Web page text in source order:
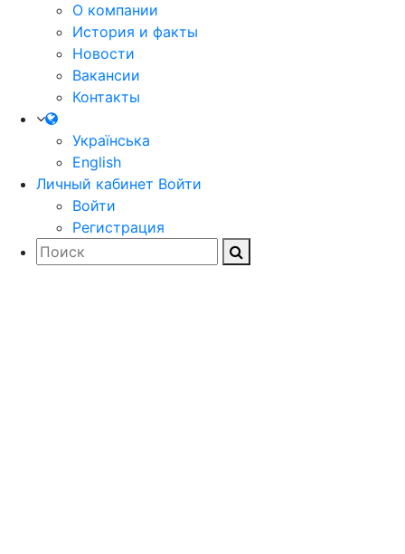
О компании
История и факты
Новости
Вакансии
Контакты
Українська
English
Личный кабинет Войти
Войти
Регистрация